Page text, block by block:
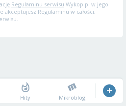
Regulaminu serwisu Wykop.pl w jego
akceptujesz Regulaminu w całości,
Hity Mikroblog